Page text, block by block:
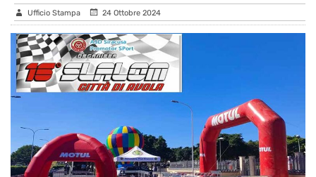
Ufficio Stampa 24 Ottobre 2024